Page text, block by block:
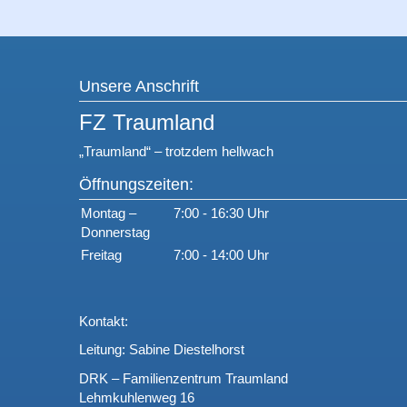
Unsere Anschrift
FZ Traumland
„Traumland“ – trotzdem hellwach
Öffnungszeiten:
Montag –
Donnerstag
7:00 -
Freitag 7:00 - 14:00 Uhr
Kontakt:
Leitung: Sabine Diestelhorst
DRK – Familienzentrum Traumland
Lehmkuhlenweg 16